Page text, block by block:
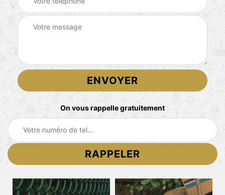
On vous rappelle gratuitement